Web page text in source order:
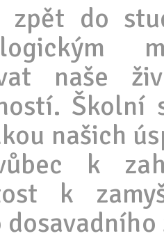
zpět do
naše
Školní
našich
k
k